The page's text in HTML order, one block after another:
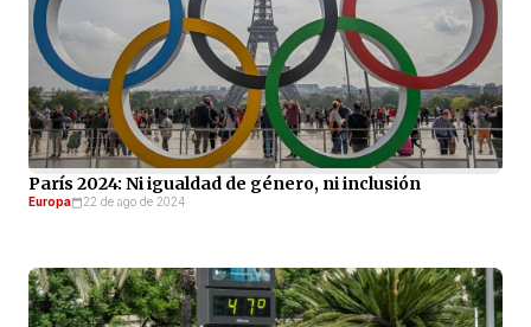
París 2024: Ni igualdad de género, ni inclusión
Europa 22 de ago de 2024